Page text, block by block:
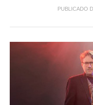
PUBLICADO